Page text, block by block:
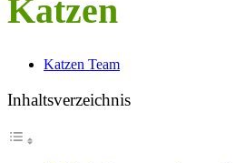
Katzen
Posted
Katzen Team
Inhaltsverzeichnis